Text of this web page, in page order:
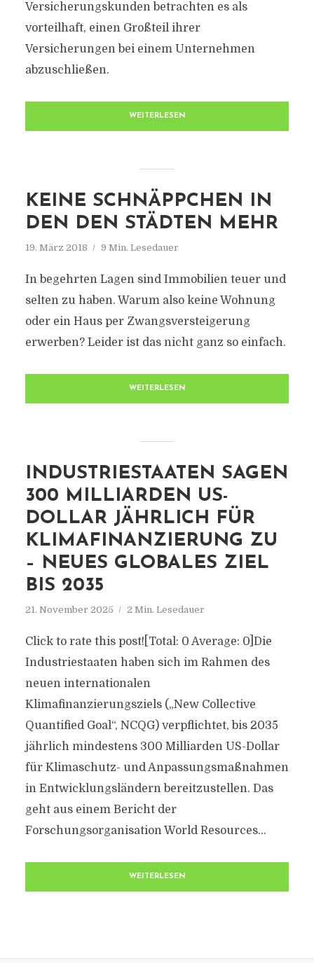
Versicherungskunden betrachten es als
vorteilhaft, einen Großteil ihrer
Versicherungen bei einem Unternehmen
abzuschließen.
WEITERLESEN
KEINE SCHNÄPPCHEN IN
DEN DEN STÄDTEN MEHR
19. März 2018 9 Min. Lesedauer
In begehrten Lagen sind Immobilien teuer und
selten zu haben. Warum also keine Wohnung
oder ein Haus per Zwangsversteigerung
erwerben? Leider ist das nicht ganz so einfach.
WEITERLESEN
INDUSTRIESTAATEN SAGEN
300 MILLIARDEN US-
DOLLAR JÄHRLICH FÜR
KLIMAFINANZIERUNG ZU
– NEUES GLOBALES ZIEL
BIS 2035
21. November 2025 2 Min. Lesedauer
Click to rate this post![Total: 0 Average: 0]Die
Industriestaaten haben sich im Rahmen des
neuen internationalen
Klimafinanzierungsziels („New Collective
Quantified Goal“, NCQG) verpflichtet, bis 2035
jährlich mindestens 300 Milliarden US-Dollar
für Klimaschutz- und Anpassungsmaßnahmen
in Entwicklungsländern bereitzustellen. Das
geht aus einem Bericht der
Forschungsorganisation World Resources...
WEITERLESEN